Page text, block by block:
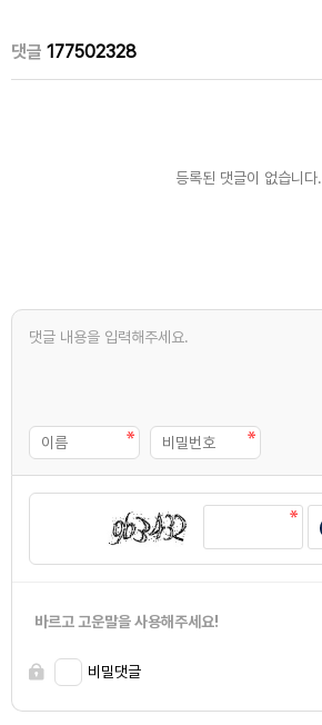
댓글 177502328
등록된 댓글이 없습니다.
바르고 고운말을 사용해주세요!
비밀댓글